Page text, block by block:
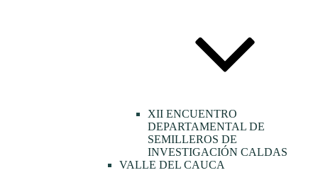
XII ENCUENTRO
DEPARTAMENTAL DE
SEMILLEROS DE
INVESTIGACIÓN CALDAS
VALLE DEL CAUCA